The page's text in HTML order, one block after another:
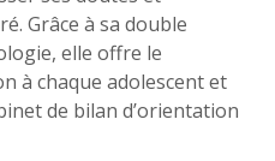
Grâce à sa double
elle offre le
à chaque adolescent et
de bilan d’orientation